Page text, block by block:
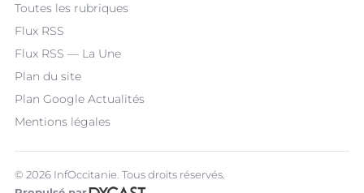
Toutes les rubriques
Flux RSS
Flux RSS — La Une
Plan du site
Plan Google Actualités
Mentions légales
© 2026 InfOccitanie. Tous droits réservés.